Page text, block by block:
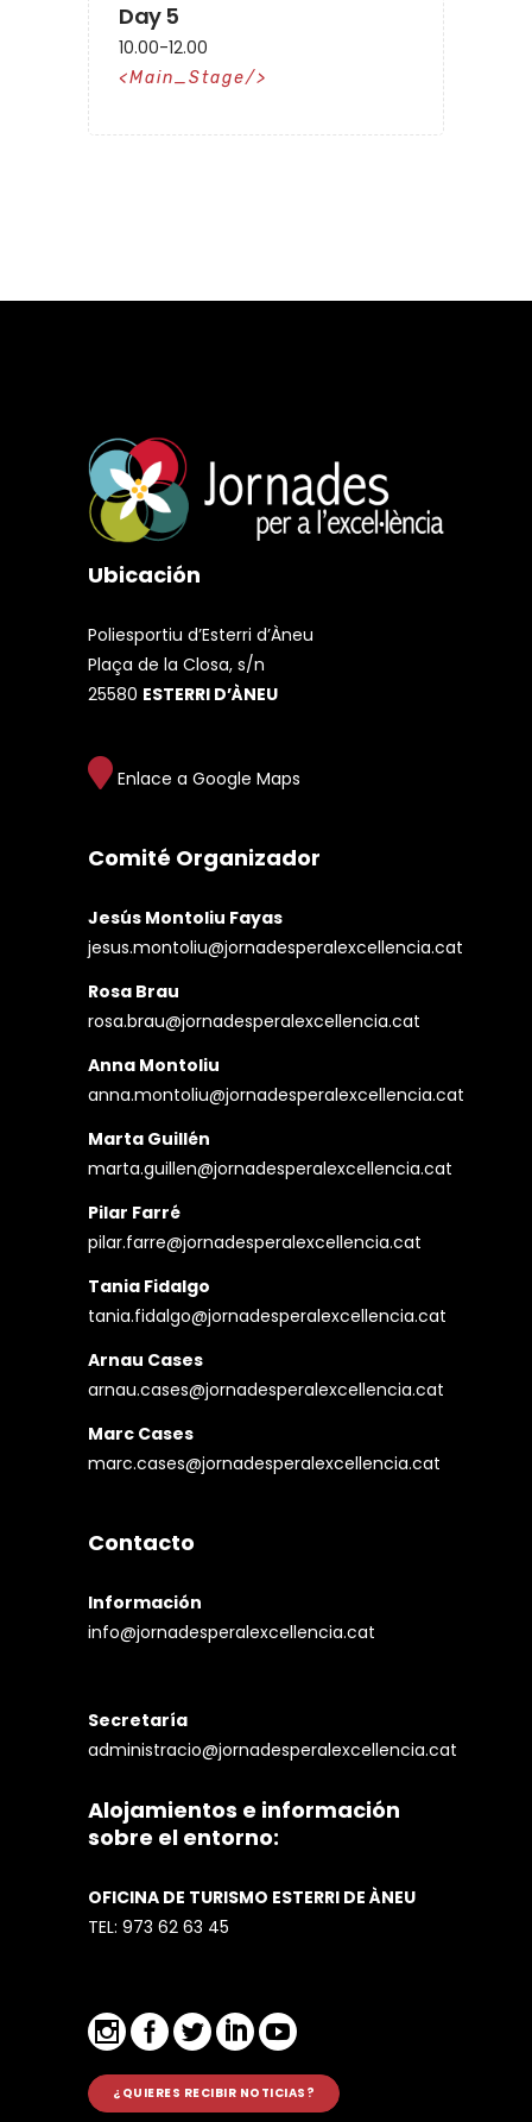
Day 5
10.00-12.00
Main_Stage
Ubicación
Poliesportiu d’Esterri d’Àneu
Plaça de la Closa, s/n
25580 ESTERRI D’ÀNEU
Enlace a Google Maps
Comité Organizador
Jesús Montoliu Fayas
jesus.montoliu@jornadesperalexcellencia.cat
Rosa Brau
rosa.brau@jornadesperalexcellencia.cat
Anna Montoliu
anna.montoliu@jornadesperalexcellencia.cat
Marta Guillén
marta.guillen@jornadesperalexcellencia.cat
Pilar Farré
pilar.farre@jornadesperalexcellencia.cat
Tania Fidalgo
tania.fidalgo@jornadesperalexcellencia.cat
Arnau Cases
arnau.cases@jornadesperalexcellencia.cat
Marc Cases
marc.cases@jornadesperalexcellencia.cat
Contacto
Información
info@jornadesperalexcellencia.cat
Secretaría
administracio@jornadesperalexcellencia.cat
Alojamientos e información
sobre el entorno:
OFICINA DE TURISMO ESTERRI DE ÀNEU
TEL: 973 62 63 45
¿QUIERES RECIBIR NOTICIAS?